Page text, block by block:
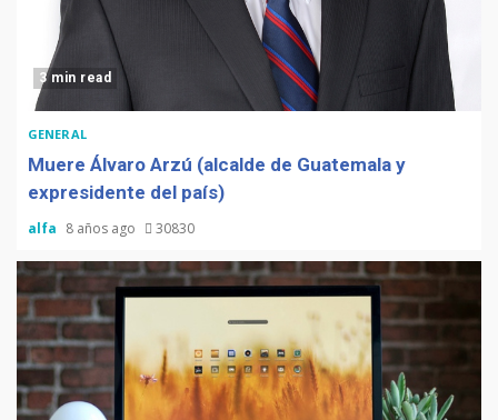
3 min read
GENERAL
Muere Álvaro Arzú (alcalde de Guatemala y
expresidente del país)
alfa 8 años ago 30830